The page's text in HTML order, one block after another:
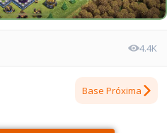
4.4K
Base Próxima